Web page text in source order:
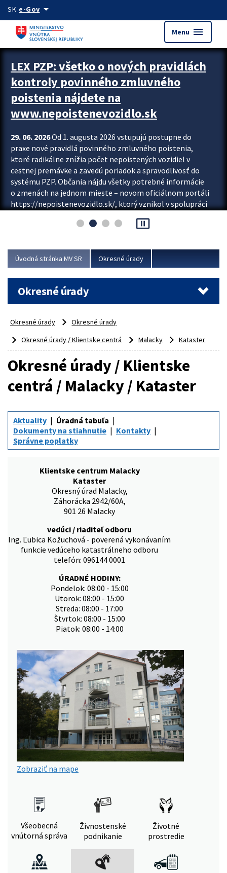
Preskocit na hlavný obsah
SK e-Govarrow_drop_down
Menu menu
Zastavit automatický posun upútavok
LEX PZP: všetko o nových pravidlách
kontroly povinného zmluvného
poistenia nájdete na
www.nepoistenevozidlo.sk
29. 06. 2026Od 1. augusta 2026 vstupujú postupne do
praxe nové pravidlá povinného zmluvného poistenia,
ktoré radikálne znížia počet nepoistených vozidiel v
cestnej premávke a zavedú poriadok a spravodlivosť do
systému PZP. Občania nájdu všetky potrebné informácie
o zmenách na jednom mieste – novom oficiálnom portáli
https://nepoistenevozidlo.sk/, ktorý vznikol v spolupráci
asociácie poisťovní (SLASPO) a Ministerstva vnútra SR.
Viac
pause_presentation
Úvodná stránka MV SR Okresné úrady
Okresné úrady
Okresné úrady
Okresné úrady
Okresné úrady / Klientske centrá
Malacky Kataster
Okresné úrady / Klientske
centrá / Malacky / Kataster
Aktuality
Úradná tabuľa
Dokumenty na stiahnutie
Kontakty
Správne poplatky
Klientske centrum Malacky
Kataster
Okresný úrad Malacky,
Záhorácka 2942/60A,
901 26 Malacky
vedúci / riaditeľ odboru
Ing. Ľubica Kožuchová - poverená vykonávaním
funkcie vedúceho katastrálneho odboru
telefón: 096144 0001
ÚRADNÉ HODINY:
Pondelok: 08:00 - 15:00
Utorok: 08:00 - 15:00
Streda: 08:00 - 17:00
Štvrtok: 08:00 - 15:00
Piatok: 08:00 - 14:00
Zobraziť na mape
Všeobecná
vnútorná správa
Živnostenské
podnikanie
Životné
prostredie